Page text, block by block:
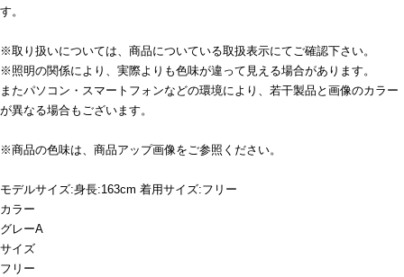
す。
※取り扱いについては、商品についている取扱表示にてご確認下さい。
※照明の関係により、実際よりも色味が違って見える場合があります。
またパソコン・スマートフォンなどの環境により、若干製品と画像のカラー
が異なる場合もございます。
※商品の色味は、商品アップ画像をご参照ください。
モデルサイズ:身長:163cm 着用サイズ:フリー
カラー
グレーA
サイズ
フリー